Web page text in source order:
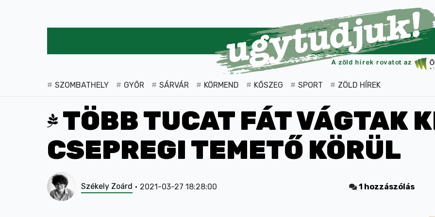
SZOMBATHELY GYŐR SÁRVÁR KÖRMEND KŐSZEG SPORT ZÖLD HÍREK
TÖBB TUCAT FÁT VÁGTAK
CSEPREGI TEMETŐ KÖRÜL
Székely Zoárd 2021-03-27 18:28:00 1 hozzászólás